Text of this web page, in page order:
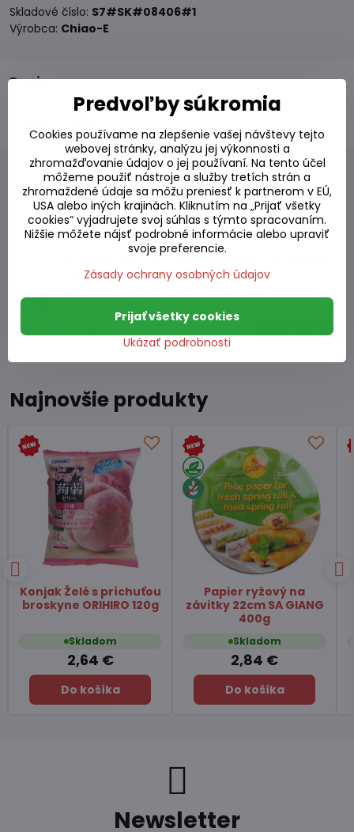
Skladové číslo: S7#SK#08406#1
Výrobca: Chiao-E
Popis
Diskusia
Podobné produkty
Konjak Želé s príchuťou broskyne ORIHIRO
120g
2,64 €
Najnovšie produkty
Čaj Matcha Yuzu
TSUBOICHI 5x10g
Skladom
7,45 €
Do košíka
Čaj zelený pražený
Hojicha latte TSUBOICHI
100g
Skladom
6,49 €
Do košíka
Newsletter
Predvoľby súkromia
Cookies používame na zlepšenie vašej návštevy tejto
webovej stránky, analýzu jej výkonnosti a
zhromažďovanie údajov o jej používaní. Na tento účel
môžeme použiť nástroje a služby tretích strán a
zhromaždené údaje sa môžu preniesť k partnerom v EÚ,
USA alebo iných krajinách. Kliknutím na „Prijať všetky
cookies“ vyjadrujete svoj súhlas s týmto spracovaním.
Nižšie môžete nájsť podrobné informácie alebo upraviť
svoje preferencie.
Zásady ochrany osobných údajov
Ukázať podrobnosti
Prijať všetky cookies